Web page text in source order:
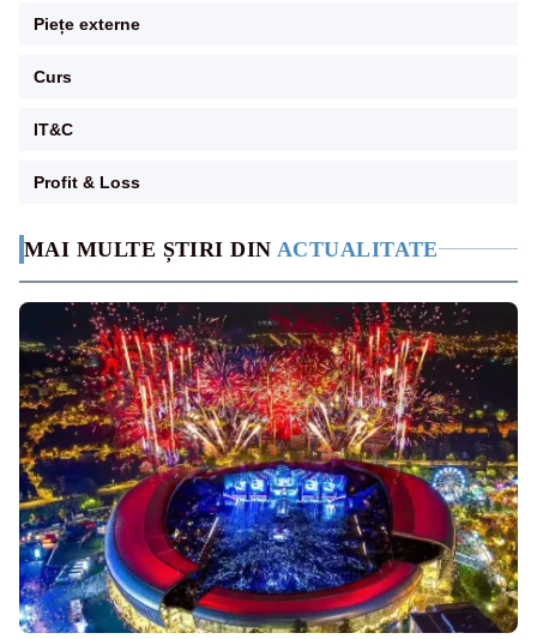
MAI MULTE ȘTIRI DIN ACTUALITATE
Piețe externe
Curs
IT&C
Profit & Loss